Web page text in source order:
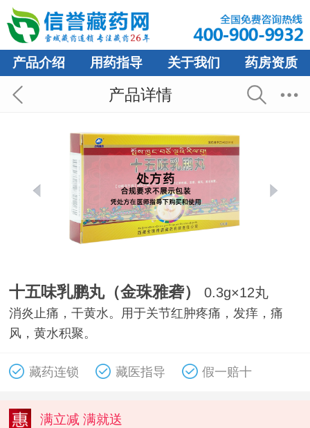
产品介绍 用药指导 关于我们 药房资质
产品详情
十五味乳鹏丸（金珠雅砻） 0.3g×12丸
消炎止痛，干黄水。用于关节红肿疼痛，发痒，痛
风，黄水积聚。
藏药连锁 藏医指导 假一赔十
满立减 满就送